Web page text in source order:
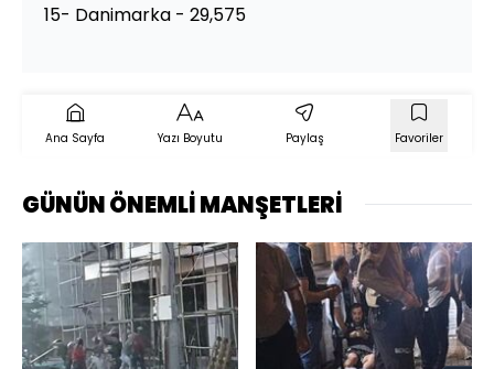
15- Danimarka - 29,575
Ana Sayfa Yazı Boyutu Paylaş Favoriler
GÜNÜN ÖNEMLİ MANŞETLERİ